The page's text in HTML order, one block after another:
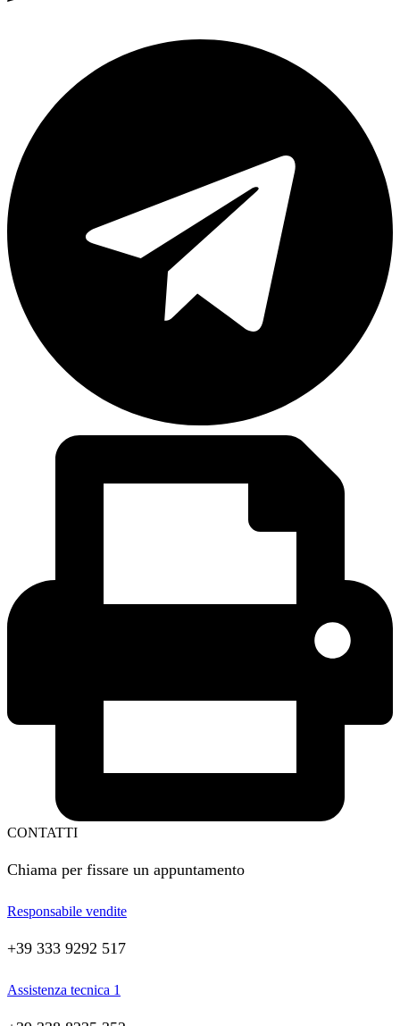
CONTATTI
Chiama per fissare un appuntamento
Responsabile vendite
+39 333 9292 517
Assistenza tecnica 1